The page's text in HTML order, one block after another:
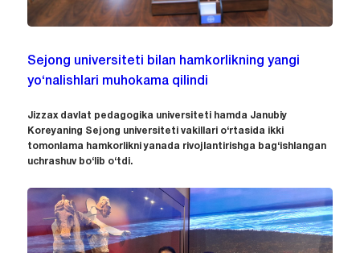
Sejong universiteti bilan hamkorlikning yangi
yo‘nalishlari muhokama qilindi
Jizzax davlat pedagogika universiteti hamda Janubiy
Koreyaning Sejong universiteti vakillari o‘rtasida ikki
tomonlama hamkorlikni yanada rivojlantirishga bag‘ishlangan
uchrashuv bo‘lib o‘tdi.